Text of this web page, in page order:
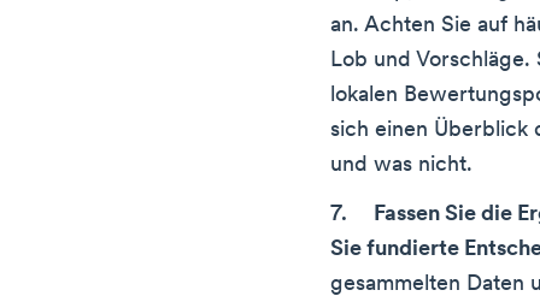
an. Achten Sie auf
Lob und Vorschläge.
lokalen
sich einen Überblick
und was nicht.
Fassen Sie die
Sie fundierte
gesammelten Daten